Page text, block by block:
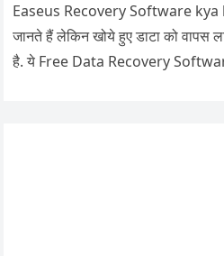
Easeus Recovery Software kya
जानते हैं लेकिन खोये हुए डाटा को वापस
है. ये Free Data Recovery